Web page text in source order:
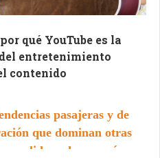
qué YouTube es la
entretenimiento
contenido
pasajeras y de
que dominan otras
cada vez más